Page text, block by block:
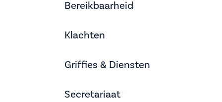
Bereikbaarheid
Klachten
Griffies & Diensten
Secretariaat